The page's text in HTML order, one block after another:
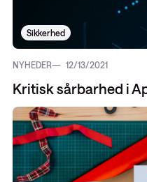
Sikkerhed
NYHEDER 12/13/2021
Kritisk sårbarhed i